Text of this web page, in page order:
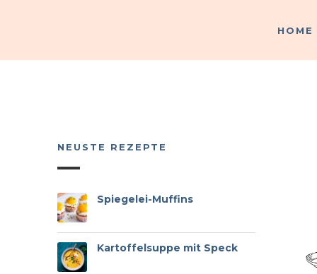
HOME
NEUSTE REZEPTE
Spiegelei-Muffins
Kartoffelsuppe mit Speck